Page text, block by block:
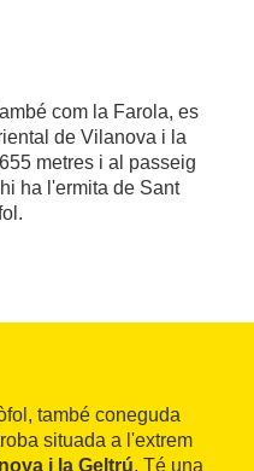
com la Farola, es
de Vilanova i la
metres i al passeig
ha l'ermita de Sant
també coneguda
situada a l'extrem
i la Geltrú. Té una